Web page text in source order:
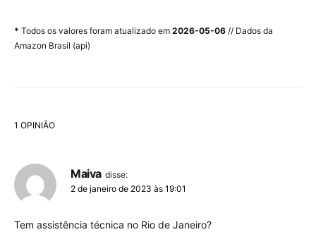
* Todos os valores foram atualizado em 2026-05-06 // Dados da
Amazon Brasil (api)
1 OPINIÃO
Maiva disse:
2 de janeiro de 2023 às 19:01
Tem assistência técnica no Rio de Janeiro?